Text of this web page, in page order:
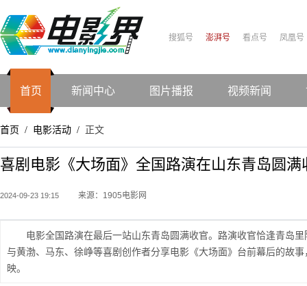
搜狐号 澎湃号 看点号 凤凰号
首页 新闻中心 图片播报 视频新闻
首页 / 电影活动 / 正文
喜剧电影《大场面》全国路演在山东青岛圆
2024-09-23 19:15 来源：1905电影网
电影全国路演在最后一站山东青岛圆满收官。路演收官恰逢青岛
与黄渤、马东、徐峥等喜剧创作者分享电影《大场面》台前幕后的故
映。